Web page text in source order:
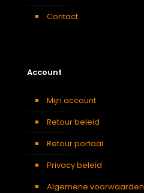
Contact
Account
Mijn account
Retour beleid
Retour portaal
Privacy beleid
Algemene voorwaarden